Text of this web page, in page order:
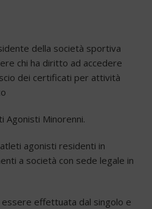
della società sportiva
chi ha diritto ad accedere
dei certificati per attività
Agonisti Minorenni.
agonisti residenti in
a società con sede legale in
effettuata dal singolo e